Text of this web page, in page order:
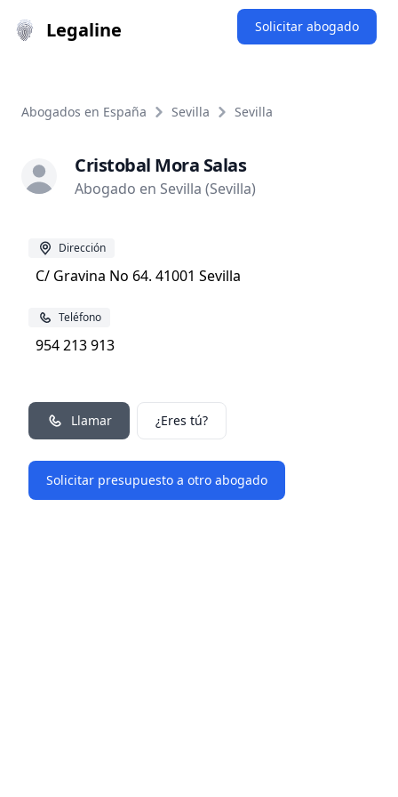
Legaline Solicitar abogado
Abogados en España Sevilla Sevilla
Cristobal Mora Salas
Abogado en Sevilla (Sevilla)
Dirección
C/ Gravina No 64. 41001 Sevilla
Teléfono
954 213 913
Llamar ¿Eres tú?
Solicitar presupuesto a otro abogado